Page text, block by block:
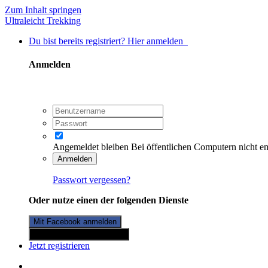
Zum Inhalt springen
Ultraleicht Trekking
Du bist bereits registriert? Hier anmelden
Anmelden
Angemeldet bleiben Bei öffentlichen Computern nicht
Anmelden
Passwort vergessen?
Oder nutze einen der folgenden Dienste
Mit Facebook anmelden
Jetzt registrieren